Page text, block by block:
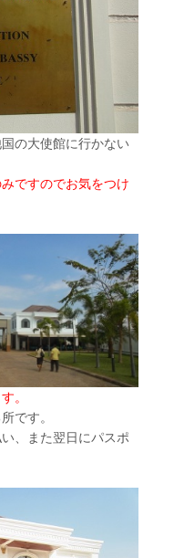
の大使館に行かない
ですのでお気をつけ
。
です。
、また翌日にパスポ